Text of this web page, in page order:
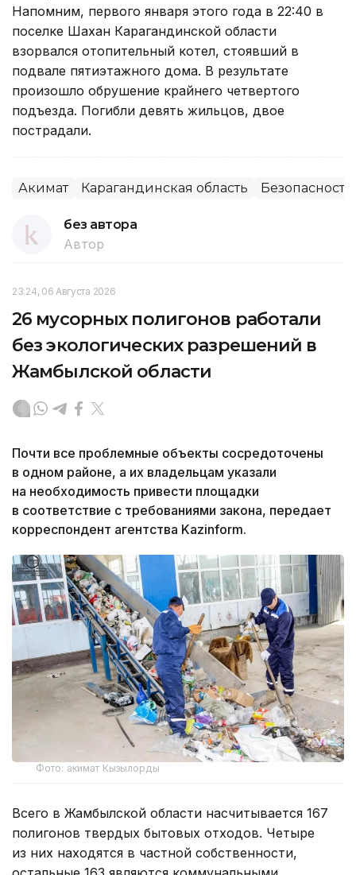
Напомним, первого января этого года в 22:40 в
поселке Шахан Карагандинской области
взорвался отопительный котел, стоявший в
подвале пятиэтажного дома. В результате
произошло обрушение крайнего четвертого
подъезда. Погибли девять жильцов, двое
пострадали.
Акимат Карагандинская область Безопасность
без автора
Автор
23:24, 06 Августа 2026
26 мусорных полигонов работали
без экологических разрешений в
Жамбылской области
Почти все проблемные объекты сосредоточены
в одном районе, а их владельцам указали
на необходимость привести площадки
в соответствие с требованиями закона, передает
корреспондент агентства Kazinform.
Фото: акимат Кызылорды
Всего в Жамбылской области насчитывается 167
полигонов твердых бытовых отходов. Четыре
из них находятся в частной собственности,